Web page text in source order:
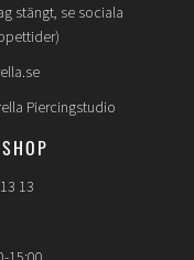
stängt, se sociala
Piercingstudio
13